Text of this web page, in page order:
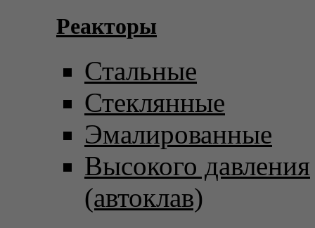
Реакторы
Стальные
Стеклянные
Эмалированные
Высокого давления
(автоклав)